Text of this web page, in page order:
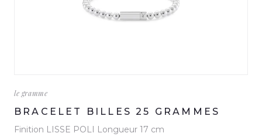
le gramme
BRACELET BILLES 25 GRAMMES
Finition LISSE POLI Longueur 17 cm